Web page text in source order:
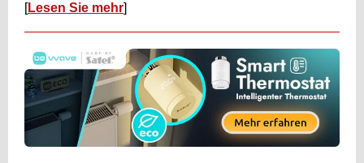
[Lesen Sie mehr]